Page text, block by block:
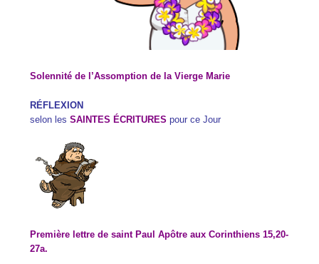
Solennité de l’Assomption de la Vierge Marie
RÉFLEXION
selon les SAINTES ÉCRITURES pour ce Jour
Première lettre de saint Paul Apôtre aux Corinthiens 15,20-
27a.